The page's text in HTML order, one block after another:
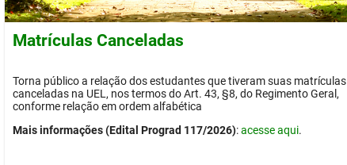
Matrículas Canceladas
Torna público a relação dos estudantes que tiveram suas matrículas
canceladas na UEL, nos termos do Art. 43, §8, do Regimento Geral,
conforme relação em ordem alfabética
Mais informações (Edital Prograd 117/2026):acesse aqui.